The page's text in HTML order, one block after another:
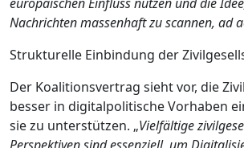
europäischen Einfluss nutzen und die
Nachrichten massenhaft zu scannen, ad
Strukturelle Einbindung der
Der Koalitionsvertrag sieht vor, die
besser in digitalpolitische Vorhaben
sie zu unterstützen. „Vielfältige